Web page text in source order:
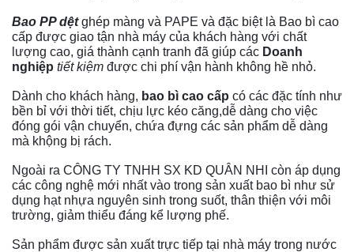
Bao PP dệtghép màng và PAPE và đặc biệt là Bao bì cao
cấp được giao tận nhà máy của khách hàng với chất
lượng cao, giá thành cạnh tranh đã giúp các Doanh
nghiệp tiết kiệm được chi phí vận hành không hề nhỏ.
Dành cho khách hàng, bao bì cao cấp có các đặc tính như
bền bỉ với thời tiết, chịu lực kéo căng,dễ dàng cho việc
đóng gói vận chuyển, chứa đựng các sản phẩm dễ dàng
mà khộng bị rách.
Ngoài ra CÔNG TY TNHH SX KD QUÂN NHI còn áp dụng
các công nghệ mới nhất vào trong sản xuất bao bì như sử
dụng hạt nhựa nguyên sinh trong suốt, thân thiện với môi
trường, giảm thiểu đáng kể lượng phế.
Sản phẩm được sản xuất trực tiếp tại nhà máy trong nước